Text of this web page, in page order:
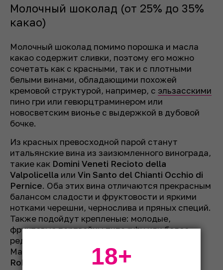
Молочный шоколад (от 25% до 35%
какао)
Молочный шоколад помимо порошка и масла
какао содержит сливки, поэтому его можно
сочетать как с красными, так и с плотными
белыми винами, обладающими похожей
кремовой структурой, например, с эльзасскими
пино гри или гевюрцтраминером или
новосветским вионье с выдержкой в дубовой
бочке.
Из красных превосходной парой станут
итальянские вина из заизюмленного винограда,
такие как Domini Veneti Recioto della
Valpolicella или Vin Santo del Chianti Occhio di
Pernice. Оба этих вина отличаются прекрасным
балансом сладости и фруктовости и яркими
нотками черешни, чернослива и пряных специй.
Также подойдут крепленые: молодые,
фруктовые портвейны типа ruby или более
редкие в наших краях французские Banyuls и
Maury на основе сортагренаш
Robert Pages Banyulsот Domaine Madeloc
18+